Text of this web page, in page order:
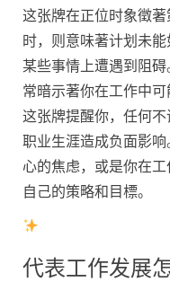
这张牌在正位时象徵
时，则意味著计划未
某些事情上遭遇到阻碍
常暗示著你在工作中可
这张牌提醒你，任何
职业生涯造成负面影
心的焦虑，或是你在
自己的策略和目標。
代表工作发展